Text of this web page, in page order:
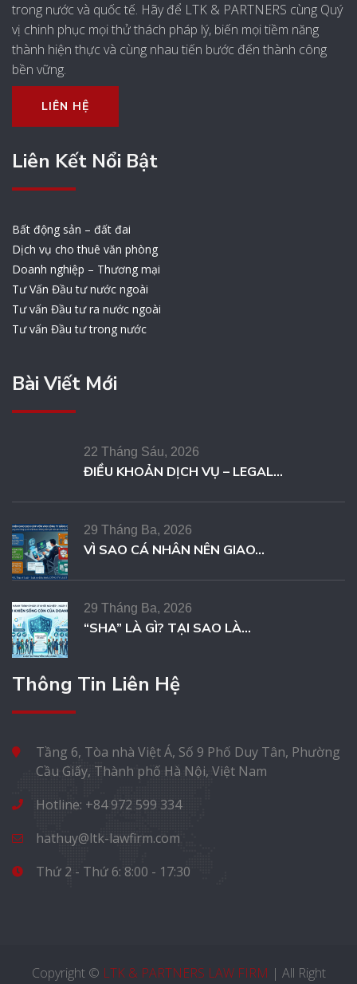
trong nước và quốc tế. Hãy để LTK & PARTNERS cùng Quý
vị chinh phục mọi thử thách pháp lý, biến mọi tiềm năng
thành hiện thực và cùng nhau tiến bước đến thành công
bền vững.
LIÊN HỆ
Liên Kết Nổi Bật
Bất động sản – đất đai
Dịch vụ cho thuê văn phòng
Doanh nghiệp – Thương mại
Tư Vấn Đầu tư nước ngoài
Tư vấn Đầu tư ra nước ngoài
Tư vấn Đầu tư trong nước
Bài Viết Mới
22 Tháng Sáu, 2026
ĐIỀU KHOẢN DỊCH VỤ – LEGAL...
29 Tháng Ba, 2026
VÌ SAO CÁ NHÂN NÊN GIAO...
29 Tháng Ba, 2026
“SHA” LÀ GÌ? TẠI SAO LÀ...
Thông Tin Liên Hệ
Tầng 6, Tòa nhà Việt Á, Số 9 Phố Duy Tân, Phường
Cầu Giấy, Thành phố Hà Nội, Việt Nam
Hotline: +84 972 599 334
hathuy@ltk-lawfirm.com
Thứ 2 - Thứ 6: 8:00 - 17:30
Copyright © LTK & PARTNERS LAW FIRM | All Right